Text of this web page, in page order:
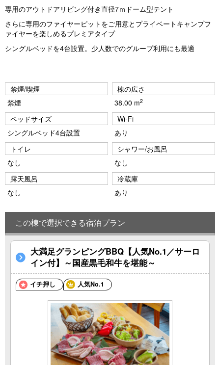
専用のアウトドアリビング付き直径7ｍドーム型テント
さらに専用のファイヤーピットをご用意とプライベートキャンプフ
ァイヤーを楽しめるプレミアタイプ
シングルベッドを4台設置。少人数でのグループ利用にも最適
禁煙/喫煙
禁煙
棟の広さ
38.00 m2
ベッドサイズ
シングルベッド4台設置
Wi-Fi
あり
トイレ
なし
シャワー/お風呂
なし
露天風呂
なし
冷蔵庫
あり
この棟で選択できる宿泊プラン
大満足グランピングBBQ【人気No.1／サーロ
イン付】～国産黒毛和牛を堪能～
イチ押し 人気No.1